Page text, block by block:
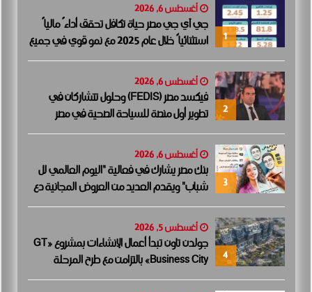
1
أغسطس 6, 2026
جي آي جي مصر حياة تكافل تحقق أداءً مالياً
استثنائياً خلال عام 2025 مع نمو قوي في جميع
المؤشرات المالية الرئيسية
2
أغسطس 6, 2026
فيكسد مصر (FEDIS) وحلول تتشاركان في
تطوير أول منصة للسياحة الصحية في مصر
والشرق الأوسط وأفريقيا..
3
أغسطس 6, 2026
بنك مصر يشارك في فعالية “اليوم العالمي لل
شباب” ويقدم العديد من العروض المجانية دع
مًا للشمول المالي تحت رعاية البنك المركزي الم
صري
4
أغسطس 5, 2026
جولدن تاون تبدأ أعمال الإنشاءات بمشروع «GT
Business City» بالتزامن مع طرح المرحلة
الأولى للبيع.. وتنفيذ مبكر يعزز ثقة المستثمرين